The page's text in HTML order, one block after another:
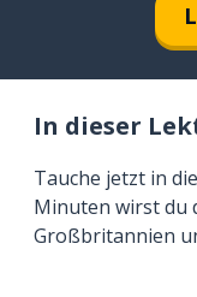
In dieser
Tauche jetzt in
Minuten wirst du
Großbritannien